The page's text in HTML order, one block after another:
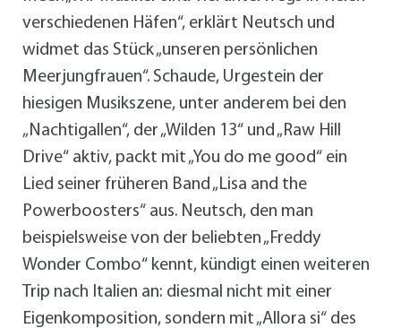
verschiedenen Häfen“, erklärt Neutsch und
widmet das Stück „unseren persönlichen
Meerjungfrauen“. Schaude, Urgestein der
hiesigen Musikszene, unter anderem bei den
„Nachtigallen“, der „Wilden 13“ und „Raw Hill
Drive“ aktiv, packt mit „You do me good“ ein
Lied seiner früheren Band „Lisa and the
Powerboosters“ aus. Neutsch, den man
beispielsweise von der beliebten „Freddy
Wonder Combo“ kennt, kündigt einen weiteren
Trip nach Italien an: diesmal nicht mit einer
Eigenkomposition, sondern mit „Allora si“ des